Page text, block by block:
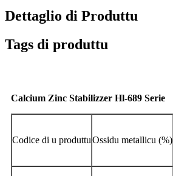
Dettaglio di Produttu
Tags di produttu
Calcium Zinc Stabilizzer Hl-689 Serie
Codice di u produttuOssidu metallicu (%)